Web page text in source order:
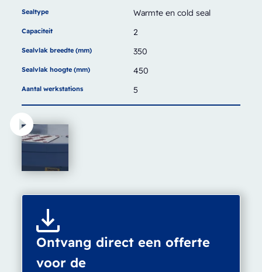
Sealtype Warmte en cold seal
Capaciteit 2
Sealvlak breedte (mm) 350
Sealvlak hoogte (mm) 450
Aantal werkstations 5
Ontvang direct een offerte
voor de